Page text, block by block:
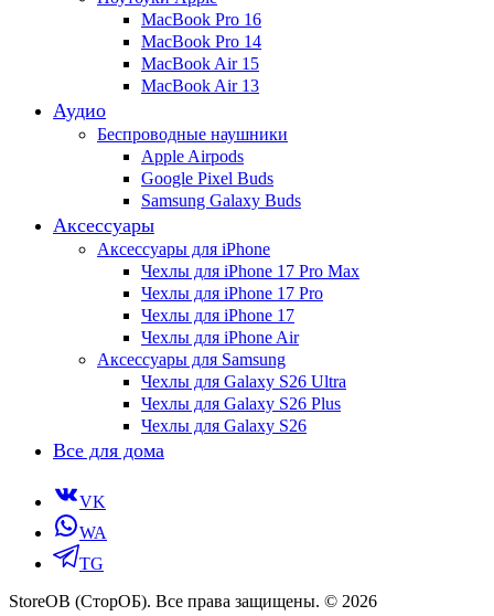
MacBook Pro 16
MacBook Pro 14
MacBook Air 15
MacBook Air 13
Аудио
Беспроводные наушники
Apple Airpods
Google Pixel Buds
Samsung Galaxy Buds
Аксессуары
Аксессуары для iPhone
Чехлы для iPhone 17 Pro Max
Чехлы для iPhone 17 Pro
Чехлы для iPhone 17
Чехлы для iPhone Air
Аксессуары для Samsung
Чехлы для Galaxy S26 Ultra
Чехлы для Galaxy S26 Plus
Чехлы для Galaxy S26
Все для дома
VK
WA
TG
StoreOB (CторОБ). Все права защищены. © 2026